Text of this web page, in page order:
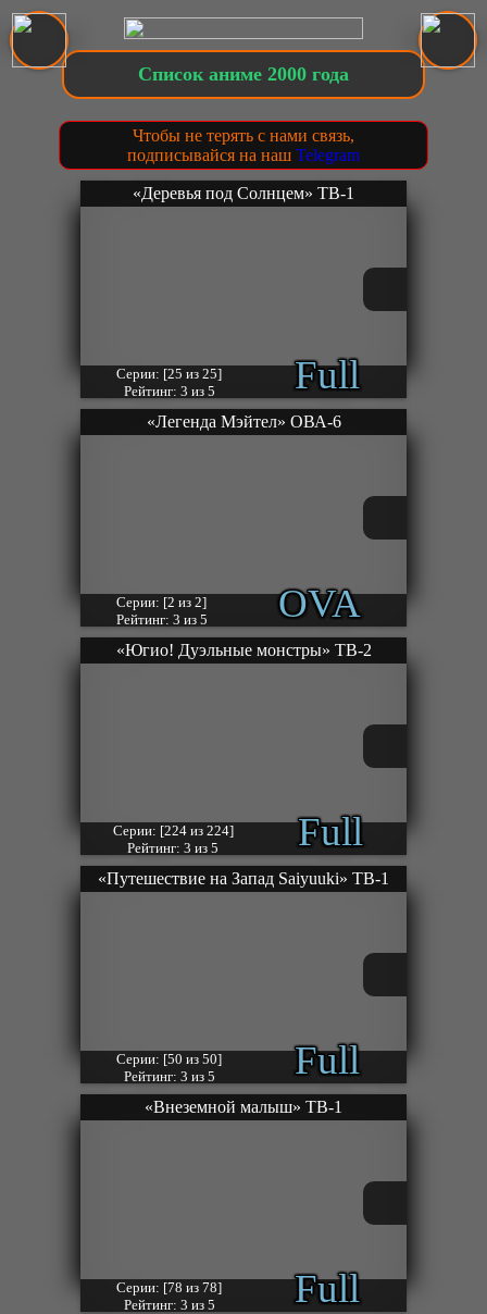
Список аниме 2000 года
Чтобы не терять с нами связь,
подписывайся на наш Telegram
Серии: [25 из 25]
Рейтинг: 3 из 5
Full
«Деревья под Солнцем» ТВ-1
Серии: [2 из 2]
Рейтинг: 3 из 5
OVA
«Легенда Мэйтел» ОВА-6
Серии: [224 из 224]
Рейтинг: 3 из 5
Full
«Югио! Дуэльные монстры» ТВ-2
Серии: [50 из 50]
Рейтинг: 3 из 5
Full
«Путешествие на Запад Saiyuuki» ТВ-1
Серии: [78 из 78]
Рейтинг: 3 из 5
Full
«Внеземной малыш» ТВ-1